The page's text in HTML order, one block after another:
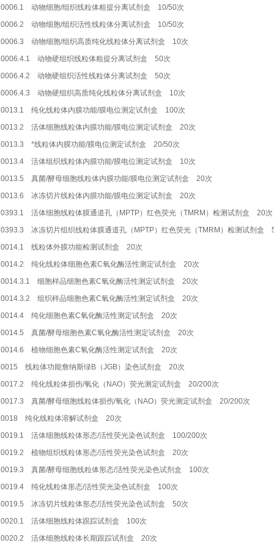
动物细胞/组织线粒体粗提分离试剂盒 10/50次
动物细胞/组织活性线粒体分离试剂盒 10/50次
动物细胞/组织高质纯化线粒体分离试剂盒 10次
动物硬组织线粒体粗提分离试剂盒 50次
动物硬组织活性线粒体分离试剂盒 50次
动物硬组织高质纯化线粒体分离试剂盒 10次
纯化线粒体内膜功能/膜电位测定试剂盒 100次
活体细胞线粒体内膜功能/膜电位测定试剂盒 20次
*线粒体内膜功能/膜电位测定试剂盒 20/50次
活体组织线粒体内膜功能/膜电位测定试剂盒 10次
真菌/酵母细胞线粒体内膜功能/膜电位测定试剂盒 20次
冰冻切片线粒体内膜功能/膜电位测定试剂盒 20次
活体细胞线粒体膜通道孔（MPTP）红色荧光（TMRM）检测试剂盒 20次
冰冻切片组织线粒体膜通道孔（MPTP）红色荧光（TMRM）检测试剂盒
线粒体外膜功能检测试剂盒 20次
纯化线粒体细胞色素C氧化酶活性测定试剂盒 20次
细胞样品细胞色素C氧化酶活性测定试剂盒 20次
组织样品细胞色素C氧化酶活性测定试剂盒 20次
纯化细胞色素C氧化酶活性测定试剂盒 20次
真菌/酵母细胞色素C氧化酶活性测定试剂盒 20次
植物细胞色素C氧化酶活性测定试剂盒 20次
线粒体功能詹纳斯绿B（JGB）染色试剂盒 20次
纯化线粒体损伤/氧化（NAO）荧光测定试剂盒 20/200次
真菌/酵母细胞线粒体损伤/氧化（NAO）荧光测定试剂盒 20/200次
纯化线粒体溶解试剂盒 20次
活体细胞线粒体形态/活性荧光染色试剂盒 100/200次
植物组织线粒体形态/活性荧光染色试剂盒 20次
真菌/酵母细胞线粒体形态/活性荧光染色试剂盒 100次
纯化线粒体形态/活性荧光染色试剂盒 100次
冰冻切片线粒体形态/活性荧光染色试剂盒 50次
活体细胞线粒体跟踪试剂盒 100次
活体细胞线粒体长期跟踪试剂盒 20次